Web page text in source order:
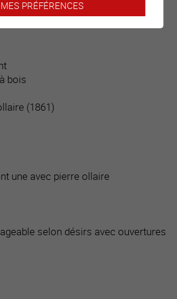
bois
(1861)
une avec pierre ollaire
selon désirs avec ouvertures
MES PRÉFÉRENCES